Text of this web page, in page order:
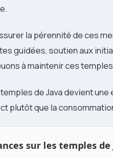
la pérennité de ces
guidées, soutien aux
à maintenir ces
de Java devient
plutôt que la
sur les temples de